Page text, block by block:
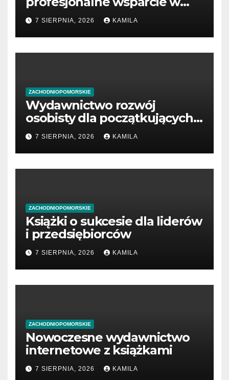
sprawach prawnych
7 SIERPNIA, 2026 KAMILA
ZACHODNIOPOMORSKIE
Wydawnictwo rozwój
osobisty dla początkujących
przedsiębiorców
7 SIERPNIA, 2026 KAMILA
ZACHODNIOPOMORSKIE
Książki o sukcesie dla liderów
i przedsiębiorców
7 SIERPNIA, 2026 KAMILA
ZACHODNIOPOMORSKIE
Nowoczesne wydawnictwo
internetowe z książkami
7 SIERPNIA, 2026 KAMILA